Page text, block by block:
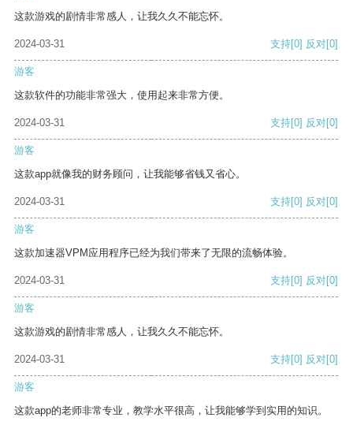
这款游戏的剧情非常感人，让我久久不能忘怀。
2024-03-31 支持[0] 反对[0]
游客
这款软件的功能非常强大，使用起来非常方便。
2024-03-31 支持[0] 反对[0]
游客
这款app就像我的财务顾问，让我能够省钱又省心。
2024-03-31 支持[0] 反对[0]
游客
这款加速器VPM应用程序已经为我们带来了无限的流畅体验。
2024-03-31 支持[0] 反对[0]
游客
这款游戏的剧情非常感人，让我久久不能忘怀。
2024-03-31 支持[0] 反对[0]
游客
这款app的老师非常专业，教学水平很高，让我能够学到实用的知识。